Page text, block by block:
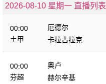
2026-08-10 星期一 直播列表
00:00
土甲
厄德尔
卡拉古拉克
00:00
芬超
奥卢
赫尔辛基